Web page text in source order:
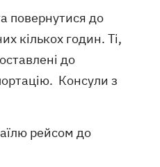
повернутися до
кількох годин. Ті,
до
Консули з
рейсом до